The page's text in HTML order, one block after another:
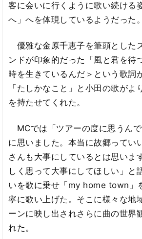
客に会いに行くように歌い続ける
へ」へを体現しているようだった。
優雅な金原千恵子を筆頭とした
ンドが印象的だった「風と君を待
時を生きているんだ＞という歌詞
「たしかなこと」と小田の歌がよ
を持たせてくれた。
MCでは「ツアーの度に思うん
に思いました。本当に故郷ってい
さんも大事にしているとは思いま
しく思って大事にしてほしい」と
いを歌に乗せ「my home town」
寧に歌い上げた。そこに様々な地
ーンに映し出されさらに曲の世界
れた。